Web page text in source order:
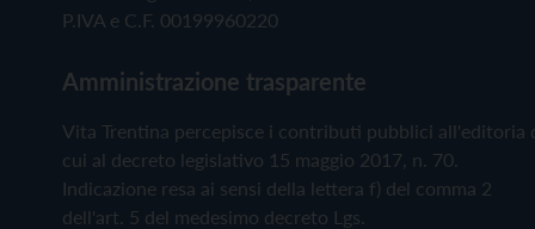
P.IVA e C.F. 00199960220
Amministrazione trasparente
Vita Trentina percepisce i contributi pubblici all'editoria
cui al decreto legislativo 15 maggio 2017, n. 70.
Indicazione resa ai sensi della lettera f) del comma 2
dell'art. 5 del medesimo decreto Lgs.